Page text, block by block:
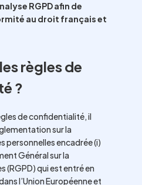
RGPD afin de
au droit français et
règles de
?
de confidentialité, il
sur la
personnelles encadrée (i)
Général sur la
(RGPD) qui est entré en
l’Union Européenne et